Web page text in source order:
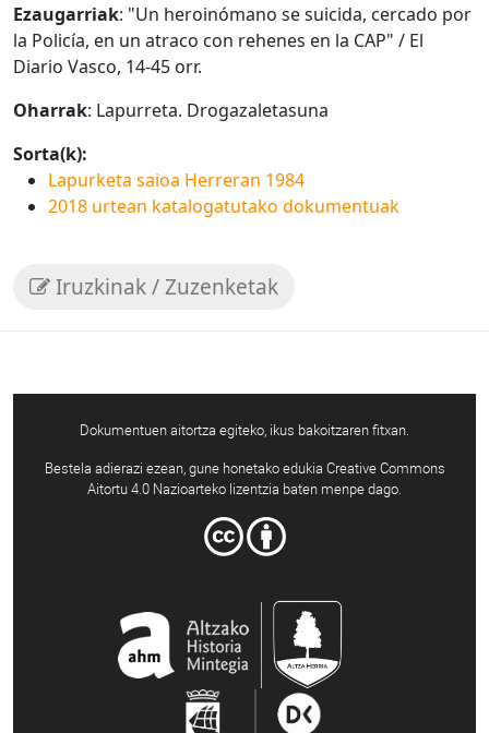
Ezaugarriak: "Un heroinómano se suicida, cercado por
la Policía, en un atraco con rehenes en la CAP" / El
Diario Vasco, 14-45 orr.
Oharrak: Lapurreta. Drogazaletasuna
Sorta(k):
Lapurketa saioa Herreran 1984
2018 urtean katalogatutako dokumentuak
Iruzkinak / Zuzenketak
Dokumentuen aitortza egiteko, ikus bakoitzaren fitxan.
Bestela adierazi ezean, gune honetako edukia Creative Commons
Aitortu 4.0 Nazioarteko lizentzia baten menpe dago.